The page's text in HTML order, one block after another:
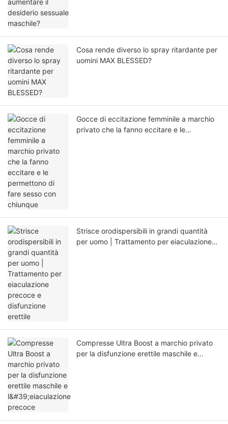
Cosa rende diverso lo spray ritardante per
uomini MAX BLESSED?
Gocce di eccitazione femminile a marchio
privato che la fanno eccitare e le
Strisce orodispersibili in grandi quantità
per uomo | Trattamento per eiaculazione
Compresse Ultra Boost a marchio privato
per la disfunzione erettile maschile e